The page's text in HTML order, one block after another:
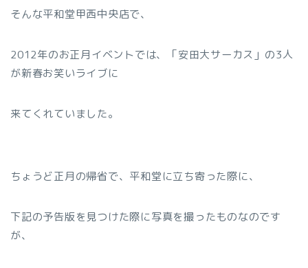
そんな平和堂甲西中央店で、
2012年のお正月イベントでは、「安田大サーカス」の3人
が新春お笑いライブに
来てくれていました。
ちょうど正月の帰省で、平和堂に立ち寄った際に、
下記の予告版を見つけた際に写真を撮ったものなのです
が、